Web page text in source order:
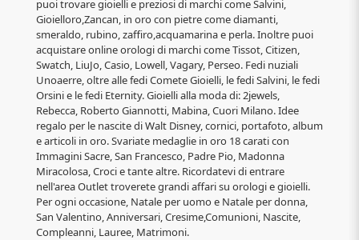
puoi trovare gioielli e preziosi di marchi come Salvini,
Gioielloro,Zancan, in oro con pietre come diamanti,
smeraldo, rubino, zaffiro,acquamarina e perla. Inoltre puoi
acquistare online orologi di marchi come Tissot, Citizen,
Swatch, LiuJo, Casio, Lowell, Vagary, Perseo. Fedi nuziali
Unoaerre, oltre alle fedi Comete Gioielli, le fedi Salvini, le fedi
Orsini e le fedi Eternity. Gioielli alla moda di: 2jewels,
Rebecca, Roberto Giannotti, Mabina, Cuori Milano. Idee
regalo per le nascite di Walt Disney, cornici, portafoto, album
e articoli in oro. Svariate medaglie in oro 18 carati con
Immagini Sacre, San Francesco, Padre Pio, Madonna
Miracolosa, Croci e tante altre. Ricordatevi di entrare
nell'area Outlet troverete grandi affari su orologi e gioielli.
Per ogni occasione, Natale per uomo e Natale per donna,
San Valentino, Anniversari, Cresime,Comunioni, Nascite,
Compleanni, Lauree, Matrimoni.